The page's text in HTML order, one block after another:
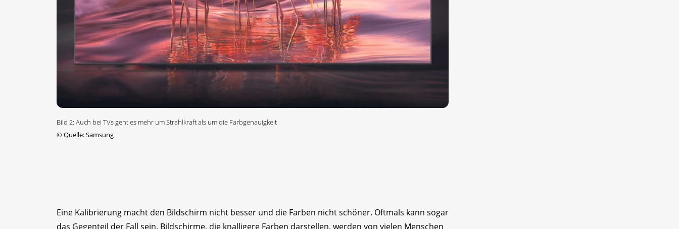
Bild 2: Auch bei TVs geht es mehr um Strahlkraft als um die Farbgenauigkeit
©Quelle: Samsung
Eine Kalibrierung macht den Bildschirm nicht besser und die Farben nicht schöner. Oftmals kann sogar
das Gegenteil der Fall sein. Bildschirme, die knalligere Farben darstellen, werden von vielen Menschen